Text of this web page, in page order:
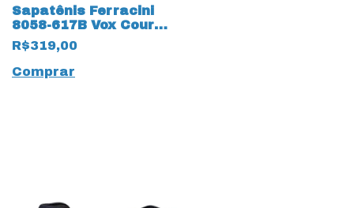
Sapatênis Ferracini
8058-617B Vox Couro
Natural 18256 Branco
R$319,00
Comprar